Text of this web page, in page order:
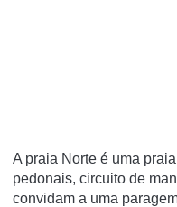
A praia Norte é uma
pedonais, circuito de
convidam a uma